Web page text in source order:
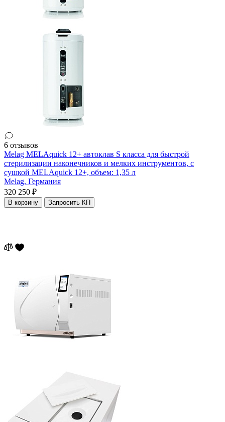
6 отзывов
Melag MELAquick 12+ автоклав S класса для быстрой
стерилизации наконечников и мелких инструментов, с
сушкой MELAquick 12+, объем: 1,35 л
Melag, Германия
320 250 ₽
В корзину Запросить КП